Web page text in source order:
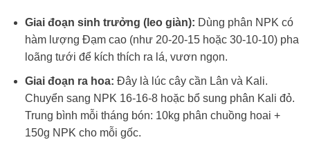
Giai đoạn sinh trưởng (leo giàn): Dùng phân NPK có
hàm lượng Đạm cao (như 20-20-15 hoặc 30-10-10) pha
loãng tưới để kích thích ra lá, vươn ngọn.
Giai đoạn ra hoa: Đây là lúc cây cần Lân và Kali.
Chuyển sang NPK 16-16-8 hoặc bổ sung phân Kali đỏ.
Trung bình mỗi tháng bón: 10kg phân chuồng hoai +
150g NPK cho mỗi gốc.